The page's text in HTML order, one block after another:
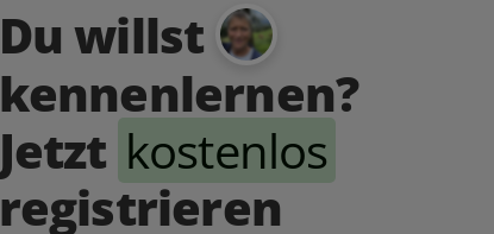
Du willst
kennenlernen?
Jetzt kostenlos
registrieren